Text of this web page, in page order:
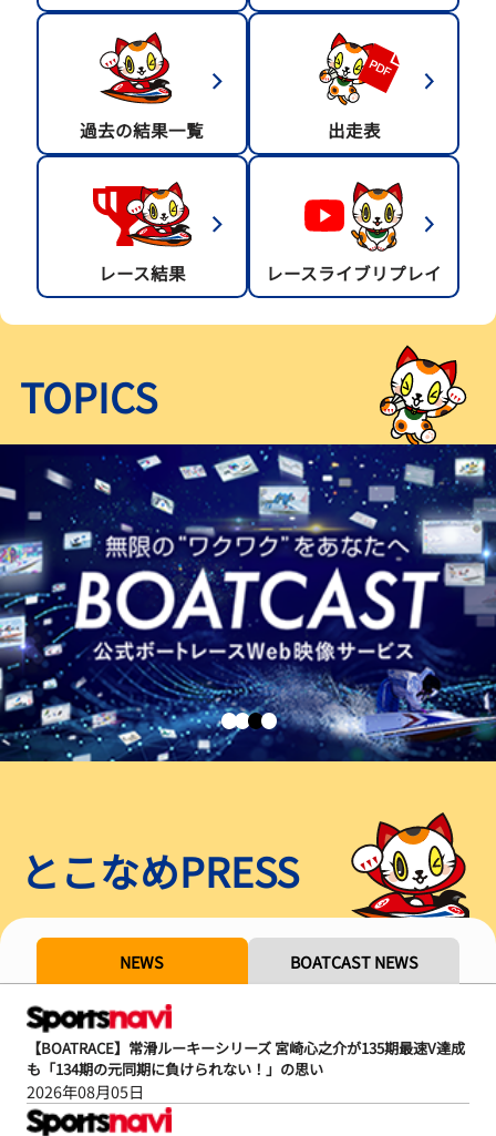
過去の結果一覧 出走表
レース結果 レースライブリプレイ
TOPICS
とこなめPRESS
NEWS BOATCAST NEWS
【BOATRACE】常滑ルーキーシリーズ 宮崎心之介が135期最速V達成
も「134期の元同期に負けられない！」の思い
2026年08月05日